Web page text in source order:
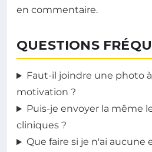
en commentaire.
QUESTIONS
Faut-il joindre une photo
motivation ?
Puis-je envoyer la même
cliniques ?
Que faire si je n'ai aucune